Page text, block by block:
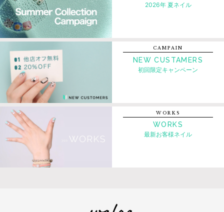
2026年 夏ネイル
CAMPAIN
NEW CUSTAMERS
初回限定キャンペーン
WORKS
WORKS
最新お客様ネイル